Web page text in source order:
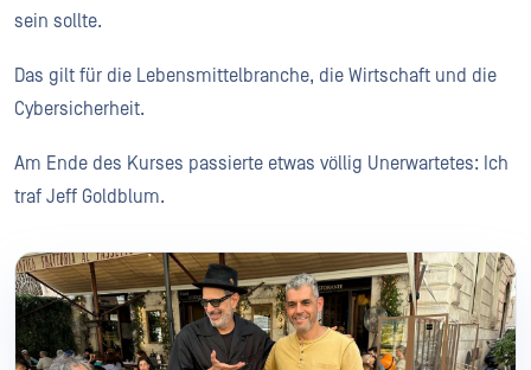
sein sollte.
Das gilt für die Lebensmittelbranche, die Wirtschaft und die
Cybersicherheit.
Am Ende des Kurses passierte etwas völlig Unerwartetes: Ich
traf Jeff Goldblum.